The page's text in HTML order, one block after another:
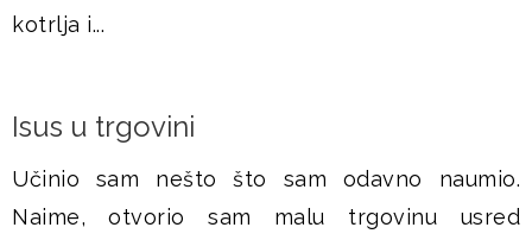
kotrlja i...
Isus u trgovini
Učinio sam nešto što sam odavno naumio.
Naime, otvorio sam malu trgovinu usred